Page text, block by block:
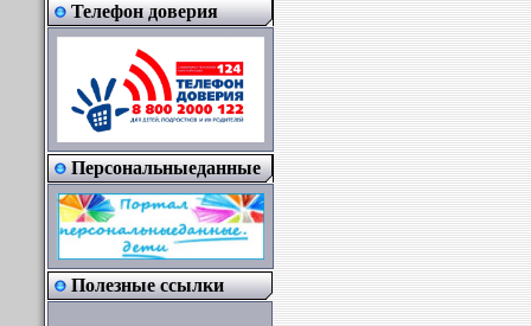
Телефон доверия
Персональныеданные
Полезные ссылки